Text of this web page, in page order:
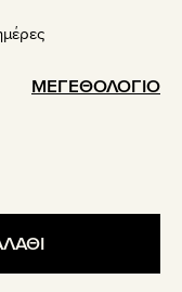
ΜΕΓΕΘΟΛΟΓΙΟ